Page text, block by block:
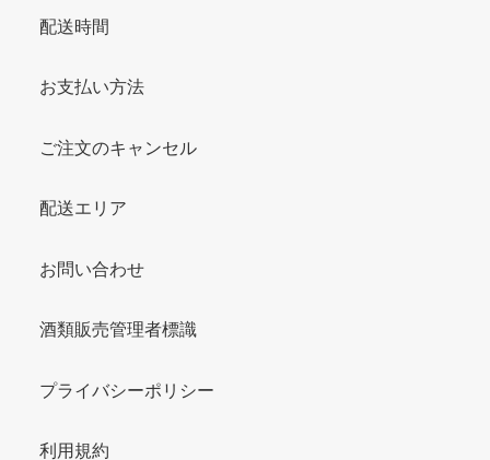
配送時間
お支払い方法
ご注文のキャンセル
配送エリア
お問い合わせ
酒類販売管理者標識
プライバシーポリシー
利用規約